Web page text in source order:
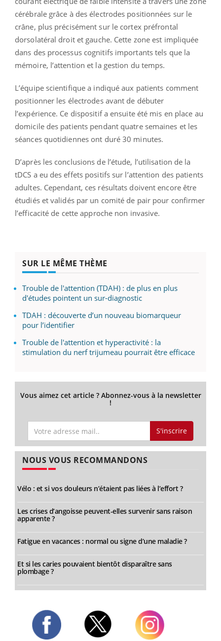
cérébrale grâce à des électrodes positionnées sur le
crâne, plus précisément sur le cortex préfrontal
dorsolatéral droit et gauche. Cette zone est impliquée
dans des processus cognitifs importants tels que la
mémoire, l’attention et la gestion du temps.
L’équipe scientifique a indiqué aux patients comment
positionner les électrodes avant de débuter
l’expérience. Ce dispositif a ensuite été mis en place au
domicile des patients pendant quatre semaines et les
séances quotidiennes ont duré 30 minutes.
D’après les conclusions de l’étude, l’utilisation de la
tDCS a eu des effets positifs sur l’attention des patients
adultes. Cependant, ces résultats doivent encore être
étudiés et validés par un comité de pair pour confirmer
l’efficacité de cette approche non invasive.
SUR LE MÊME THÈME
Trouble de l'attention (TDAH) : de plus en plus
d'études pointent un sur-diagnostic
TDAH : découverte d’un nouveau biomarqueur
pour l’identifier
Trouble de l'attention et hyperactivité : la
stimulation du nerf trijumeau pourrait être efficace
Vous aimez cet article ? Abonnez-vous à la newsletter
!
S'inscrire
NOUS VOUS RECOMMANDONS
Vélo : et si vos douleurs n’étaient pas liées à l’effort ?
Les crises d’angoisse peuvent-elles survenir sans raison
apparente ?
Fatigue en vacances : normal ou signe d’une maladie ?
Et si les caries pouvaient bientôt disparaître sans
plombage ?